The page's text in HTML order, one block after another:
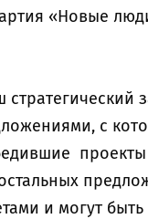
«Новые
с
и могут